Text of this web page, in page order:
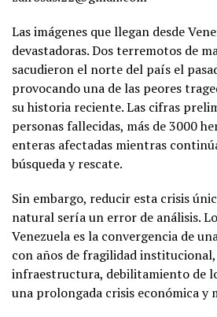
Las imágenes que llegan desde
devastadoras. Dos terremotos de
sacudieron el norte del país el
provocando una de las peores
su historia reciente. Las cifras
personas fallecidas, más de 3000
enteras afectadas mientras
búsqueda y rescate.
Sin embargo, reducir esta crisis
natural sería un error de análisis.
Venezuela es la convergencia de
con años de fragilidad
infraestructura, debilitamiento de
una prolongada crisis económica y